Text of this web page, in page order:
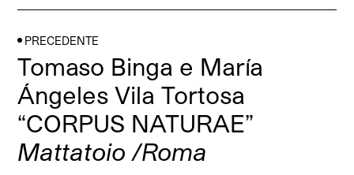
PRECEDENTE
Tomaso Binga e María
Ángeles Vila Tortosa
“CORPUS NATURAE”
Mattatoio /Roma